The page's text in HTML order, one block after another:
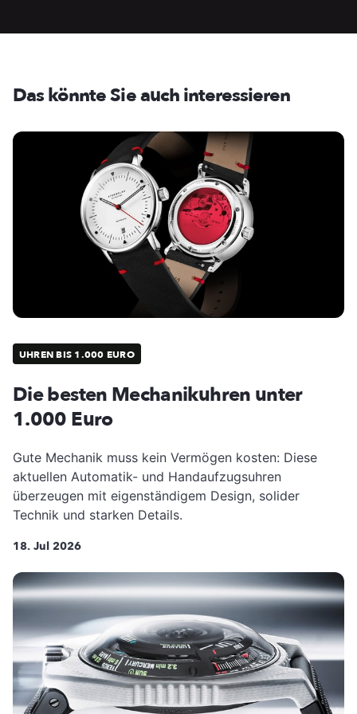
Das könnte Sie auch interessieren
UHREN BIS 1.000 EURO
Die besten Mechanikuhren unter
1.000 Euro
Gute Mechanik muss kein Vermögen kosten: Diese
aktuellen Automatik- und Handaufzugsuhren
überzeugen mit eigenständigem Design, solider
Technik und starken Details.
18. Jul 2026